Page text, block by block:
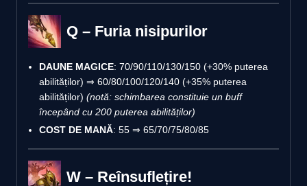
Q – Furia nisipurilor
DAUNE MAGICE: 70/90/110/130/150 (+30% puterea
abilităților) ⇒ 60/80/100/120/140 (+35% puterea
abilităților) (notă: schimbarea constituie un buff
începând cu 200 puterea abilităților)
COST DE MANĂ: 55 ⇒ 65/70/75/80/85
W – Reînsuflețire!